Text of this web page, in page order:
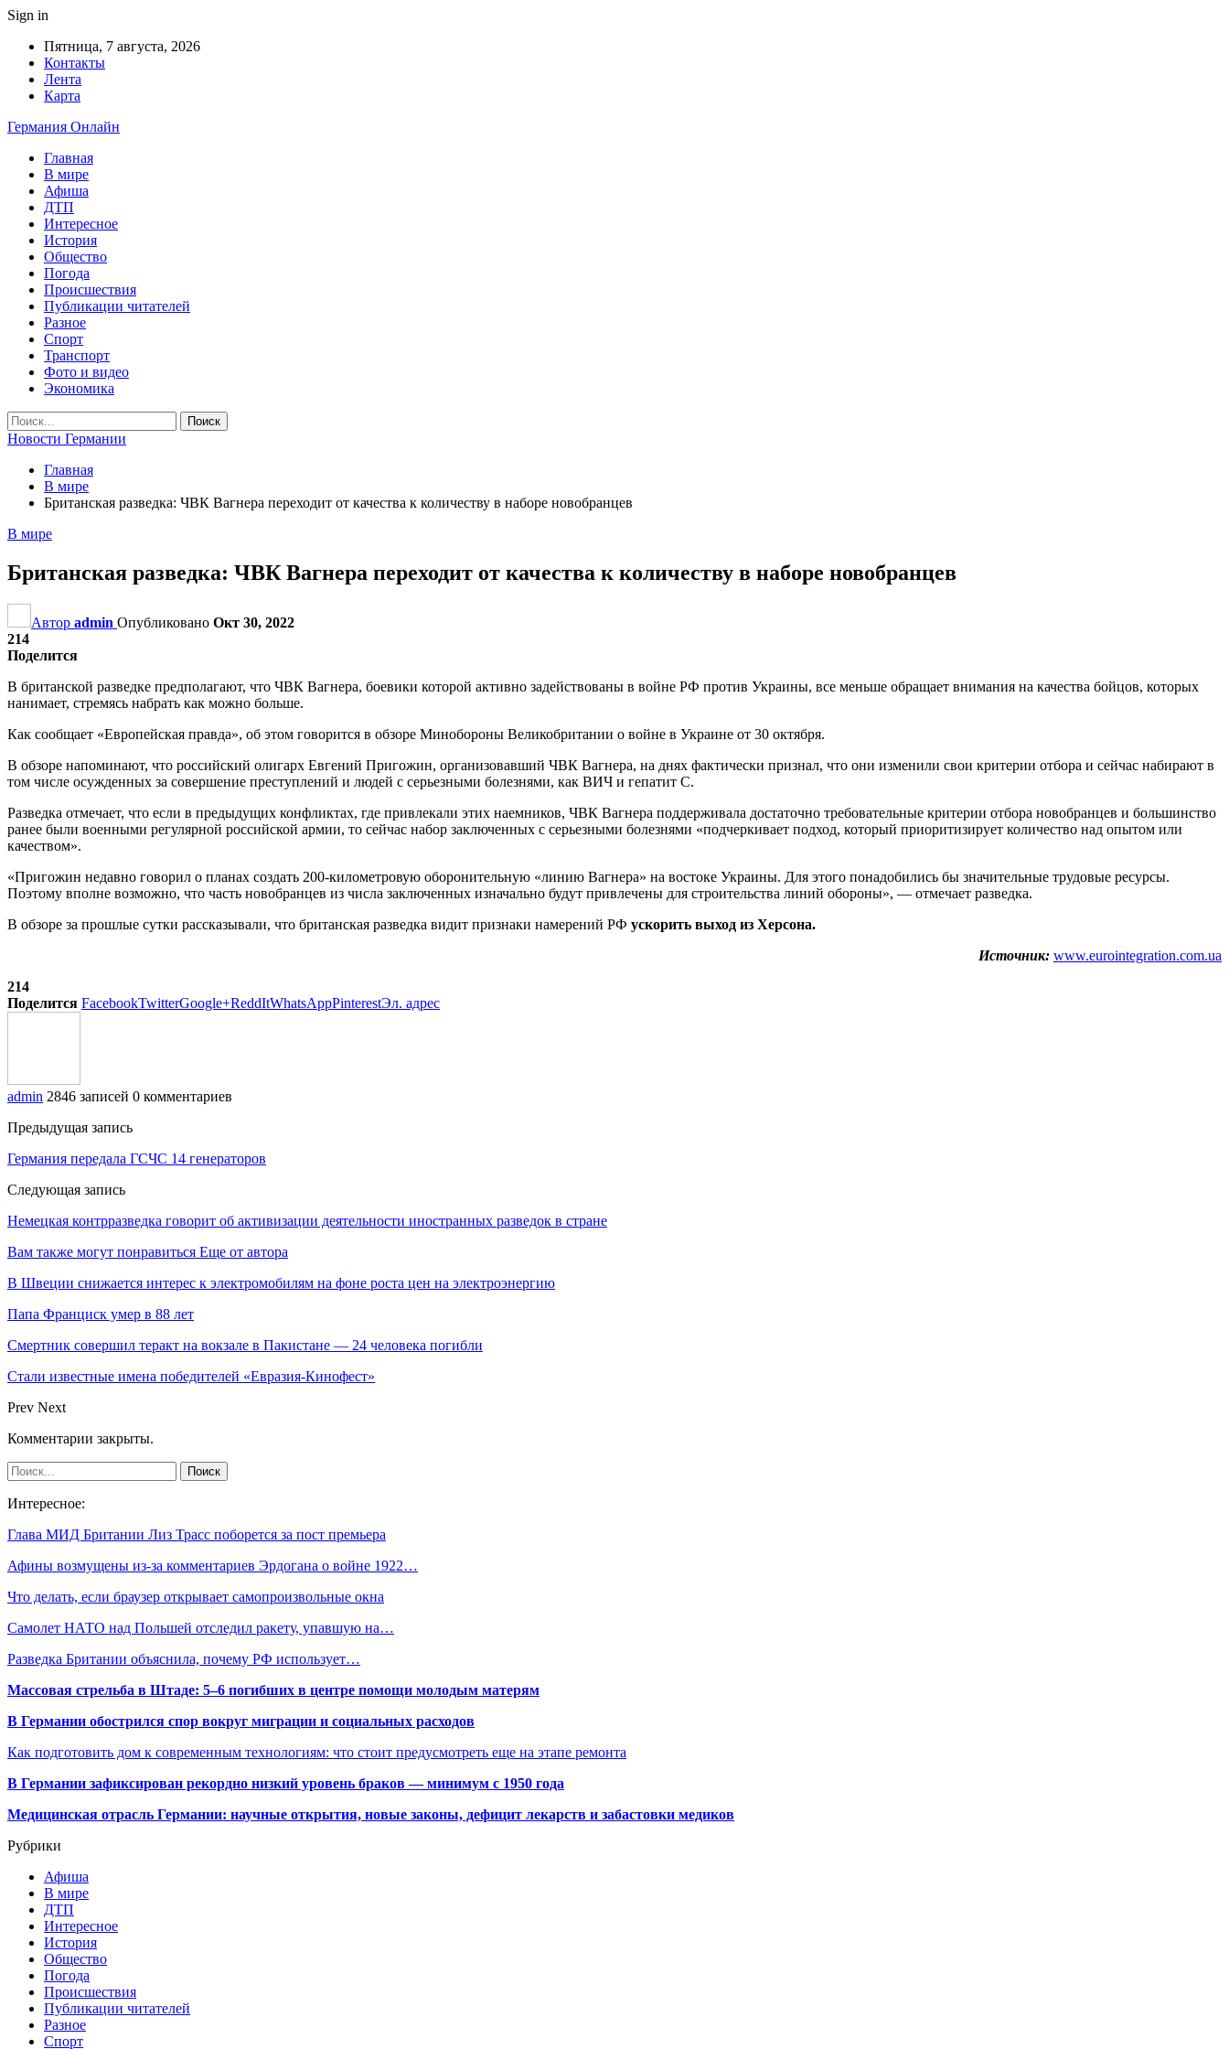
Sign in
Пятница, 7 августа, 2026
Контакты
Лента
Карта
Германия Онлайн
Главная
В мире
Афиша
ДТП
Интересное
История
Общество
Погода
Происшествия
Публикации читателей
Разное
Спорт
Транспорт
Фото и видео
Экономика
Новости Германии
Главная
В мире
Британская разведка: ЧВК Вагнера переходит от качества к количеству в наборе новобранцев
В мире
Британская разведка: ЧВК Вагнера переходит от качества к количеству в наборе новобранцев
Автор admin Опубликовано Окт 30, 2022
214
Поделится
В британской разведке предполагают, что ЧВК Вагнера, боевики которой активно задействованы в войне РФ против Украины, все меньше обращает внимания на качества бойцов, которых
нанимает, стремясь набрать как можно больше.
Как сообщает «Европейская правда», об этом говорится в обзоре Минобороны Великобритании о войне в Украине от 30 октября.
В обзоре напоминают, что российский олигарх Евгений Пригожин, организовавший ЧВК Вагнера, на днях фактически признал, что они изменили свои критерии отбора и сейчас набирают в
том числе осужденных за совершение преступлений и людей с серьезными болезнями, как ВИЧ и гепатит С.
Разведка отмечает, что если в предыдущих конфликтах, где привлекали этих наемников, ЧВК Вагнера поддерживала достаточно требовательные критерии отбора новобранцев и большинство
ранее были военными регулярной российской армии, то сейчас набор заключенных с серьезными болезнями «подчеркивает подход, который приоритизирует количество над опытом или
качеством».
«Пригожин недавно говорил о планах создать 200-километровую оборонительную «линию Вагнера» на востоке Украины. Для этого понадобились бы значительные трудовые ресурсы.
Поэтому вполне возможно, что часть новобранцев из числа заключенных изначально будут привлечены для строительства линий обороны», — отмечает разведка.
В обзоре за прошлые сутки рассказывали, что британская разведка видит признаки намерений РФ ускорить выход из Херсона.
Источник: www.eurointegration.com.ua
214
Поделится FacebookTwitterGoogle+ReddItWhatsAppPinterestЭл. адрес
admin 2846 записей 0 комментариев
Предыдущая запись
Германия передала ГСЧС 14 генераторов
Следующая запись
Немецкая контрразведка говорит об активизации деятельности иностранных разведок в стране
Вам также могут понравиться Еще от автора
В Швеции снижается интерес к электромобилям на фоне роста цен на электроэнергию
Папа Франциск умер в 88 лет
Смертник совершил теракт на вокзале в Пакистане — 24 человека погибли
Стали известные имена победителей «Евразия-Кинофест»
Prev Next
Комментарии закрыты.
Интересное:
Глава МИД Британии Лиз Трасс поборется за пост премьера
Афины возмущены из-за комментариев Эрдогана о войне 1922…
Что делать, если браузер открывает самопроизвольные окна
Самолет НАТО над Польшей отследил ракету, упавшую на…
Разведка Британии объяснила, почему РФ использует…
Массовая стрельба в Штаде: 5–6 погибших в центре помощи молодым матерям
В Германии обострился спор вокруг миграции и социальных расходов
Как подготовить дом к современным технологиям: что стоит предусмотреть еще на этапе ремонта
В Германии зафиксирован рекордно низкий уровень браков — минимум с 1950 года
Медицинская отрасль Германии: научные открытия, новые законы, дефицит лекарств и забастовки медиков
Рубрики
Афиша
В мире
ДТП
Интересное
История
Общество
Погода
Происшествия
Публикации читателей
Разное
Спорт